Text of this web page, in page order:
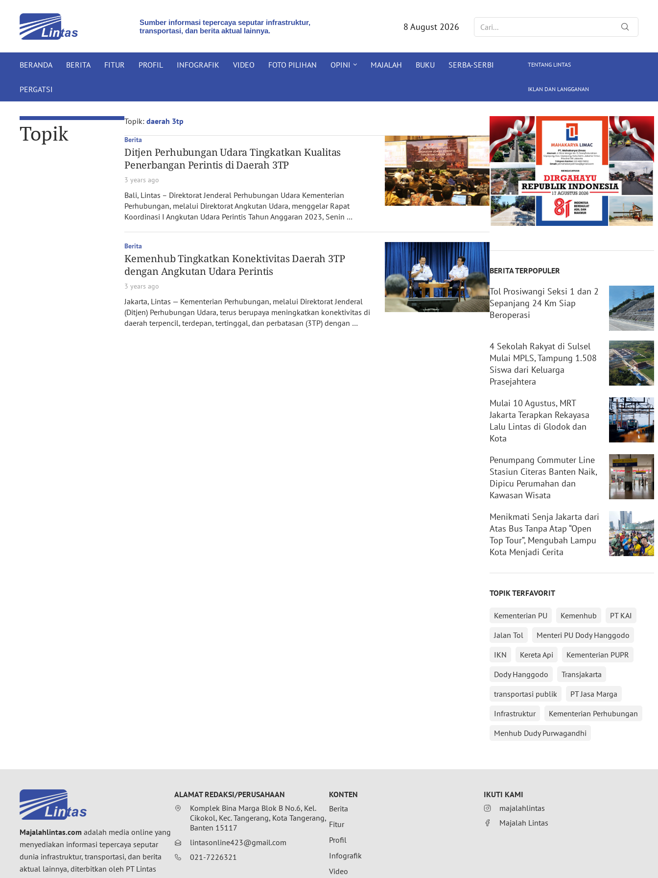
Sumber informasi tepercaya seputar infrastruktur,
transportasi, dan berita aktual lainnya.
8 August 2026
BERANDA BERITA FITUR PROFIL INFOGRAFIK VIDEO FOTO PILIHAN OPINI MAJALAH BUKU SERBA-SERBI
PERGATSI
TENTANG LINTAS
IKLAN DAN LANGGANAN
Topik Topik: daerah 3tp
Berita
Ditjen Perhubungan Udara Tingkatkan Kualitas
Penerbangan Perintis di Daerah 3TP
3 years ago
Bali, Lintas – Direktorat Jenderal Perhubungan Udara Kementerian
Perhubungan, melalui Direktorat Angkutan Udara, menggelar Rapat
Koordinasi I Angkutan Udara Perintis Tahun Anggaran 2023, Senin …
Berita
Kemenhub Tingkatkan Konektivitas Daerah 3TP
dengan Angkutan Udara Perintis
3 years ago
Jakarta, Lintas — Kementerian Perhubungan, melalui Direktorat Jenderal
(Ditjen) Perhubungan Udara, terus berupaya meningkatkan konektivitas di
daerah terpencil, terdepan, tertinggal, dan perbatasan (3TP) dengan …
BERITA TERPOPULER
Tol Prosiwangi Seksi 1 dan 2
Sepanjang 24 Km Siap
Beroperasi
4 Sekolah Rakyat di Sulsel
Mulai MPLS, Tampung 1.508
Siswa dari Keluarga
Prasejahtera
Mulai 10 Agustus, MRT
Jakarta Terapkan Rekayasa
Lalu Lintas di Glodok dan
Kota
Penumpang Commuter Line
Stasiun Citeras Banten Naik,
Dipicu Perumahan dan
Kawasan Wisata
Menikmati Senja Jakarta dari
Atas Bus Tanpa Atap “Open
Top Tour”, Mengubah Lampu
Kota Menjadi Cerita
TOPIK TERFAVORIT
Kementerian PU Kemenhub
PT KAI
Jalan Tol
Menteri PU Dody Hanggodo
IKN
Kereta Api
Kementerian PUPR
Dody Hanggodo
Transjakarta
transportasi publik
PT Jasa Marga
Infrastruktur
Kementerian Perhubungan
Menhub Dudy Purwagandhi
Majalahlintas.com adalah media online yang
menyediakan informasi tepercaya seputar
dunia infrastruktur, transportasi, dan berita
aktual lainnya, diterbitkan oleh PT Lintas
ALAMAT REDAKSI/PERUSAHAAN
Komplek Bina Marga Blok B No.6, Kel.
Cikokol, Kec. Tangerang, Kota Tangerang,
Banten 15117
lintasonline423@gmail.com
021-7226321
KONTEN
Berita
Fitur
Profil
Infografik
Video
IKUTI KAMI
majalahlintas
Majalah Lintas